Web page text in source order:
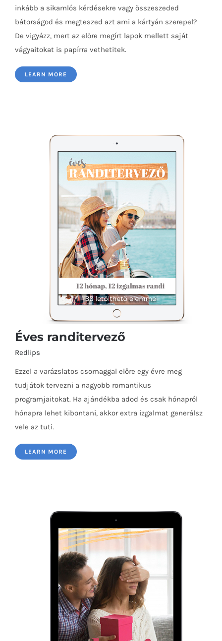
Felelsz vagy mersz
inkább a sikamlós kérdésekre vagy összeszeded
bátorságod és megteszed azt ami a kártyán szerepel?
De vigyázz, mert az előre megírt lapok mellett saját
vágyaitokat is papírra vethetitek.
LEARN MORE
Éves randitervező
Redlips
Ezzel a varázslatos csomaggal előre egy évre meg
tudjátok tervezni a nagyobb romantikus
programjaitokat. Ha ajándékba adod és csak hónapról
hónapra lehet kibontani, akkor extra izgalmat generálsz
vele az tuti.
LEARN MORE